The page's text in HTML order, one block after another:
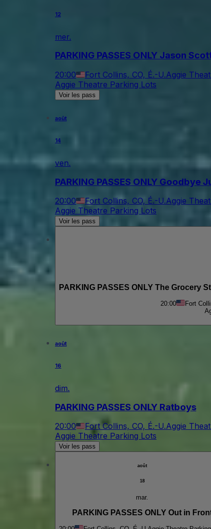
12
mer.
PARKING PASSES ONLY Jason
20:00 Fort Collins, CO, É.-U.Aggie
Aggie Theatre Parking Lots
Voir les pass
août
14
ven.
PARKING PASSES ONLY Goodbye
20:00 Fort Collins, CO, É.-U.Aggie
Aggie Theatre Parking Lots
Voir les pass
PARKING PASSES ONLY The Grocery
20:00 Fort
août
16
dim.
PARKING PASSES ONLY Ratboys
20:00 Fort Collins, CO, É.-U.Aggie
Aggie Theatre Parking Lots
Voir les pass
août
18
mar.
PARKING PASSES ONLY Out in